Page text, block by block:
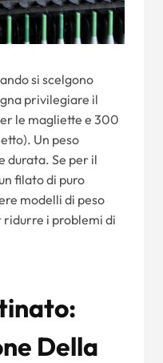
si scelgono
privilegiare il
le magliette e 300
Un peso
durata. Se per il
filato di puro
modelli di peso
ridurre i problemi di
Della